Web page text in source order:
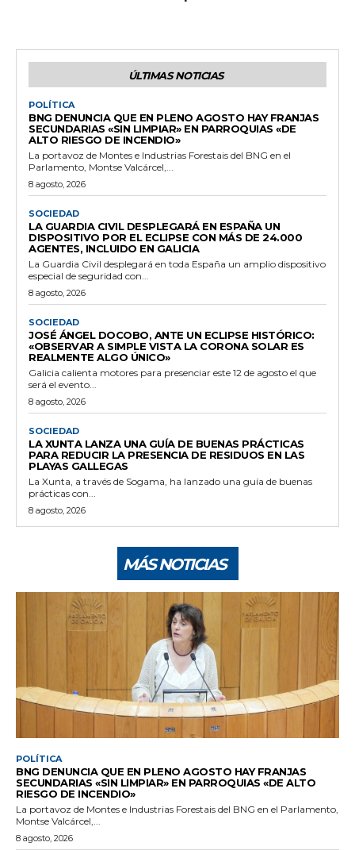
ÚLTIMAS NOTICIAS
POLÍTICA
BNG DENUNCIA QUE EN PLENO AGOSTO HAY FRANJAS
SECUNDARIAS «SIN LIMPIAR» EN PARROQUIAS «DE
ALTO RIESGO DE INCENDIO»
La portavoz de Montes e Industrias Forestais del BNG en el
Parlamento, Montse Valcárcel,...
8 agosto, 2026
SOCIEDAD
LA GUARDIA CIVIL DESPLEGARÁ EN ESPAÑA UN
DISPOSITIVO POR EL ECLIPSE CON MÁS DE 24.000
AGENTES, INCLUIDO EN GALICIA
La Guardia Civil desplegará en toda España un amplio dispositivo
especial de seguridad con...
8 agosto, 2026
SOCIEDAD
JOSÉ ÁNGEL DOCOBO, ANTE UN ECLIPSE HISTÓRICO:
«OBSERVAR A SIMPLE VISTA LA CORONA SOLAR ES
REALMENTE ALGO ÚNICO»
Galicia calienta motores para presenciar este 12 de agosto el que
será el evento...
8 agosto, 2026
SOCIEDAD
LA XUNTA LANZA UNA GUÍA DE BUENAS PRÁCTICAS
PARA REDUCIR LA PRESENCIA DE RESIDUOS EN LAS
PLAYAS GALLEGAS
La Xunta, a través de Sogama, ha lanzado una guía de buenas
prácticas con...
8 agosto, 2026
MÁS NOTICIAS
POLÍTICA
BNG DENUNCIA QUE EN PLENO AGOSTO HAY FRANJAS
SECUNDARIAS «SIN LIMPIAR» EN PARROQUIAS «DE ALTO
RIESGO DE INCENDIO»
La portavoz de Montes e Industrias Forestais del BNG en el Parlamento,
Montse Valcárcel,...
8 agosto, 2026